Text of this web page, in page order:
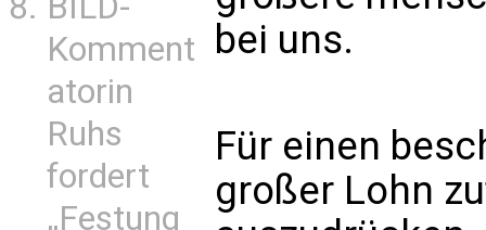
Komment
atorin
Ruhs
fordert
„Festung
bei uns.
Für einen
großer Lohn